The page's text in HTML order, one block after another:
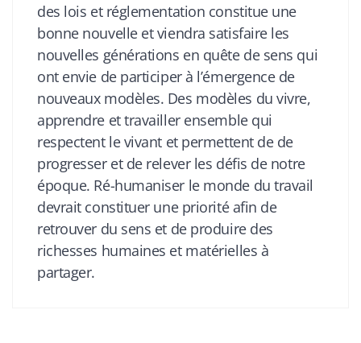
des lois et réglementation constitue une
bonne nouvelle et viendra satisfaire les
nouvelles générations en quête de sens qui
ont envie de participer à l’émergence de
nouveaux modèles. Des modèles du vivre,
apprendre et travailler ensemble qui
respectent le vivant et permettent de de
progresser et de relever les défis de notre
époque. Ré-humaniser le monde du travail
devrait constituer une priorité afin de
retrouver du sens et de produire des
richesses humaines et matérielles à
partager.